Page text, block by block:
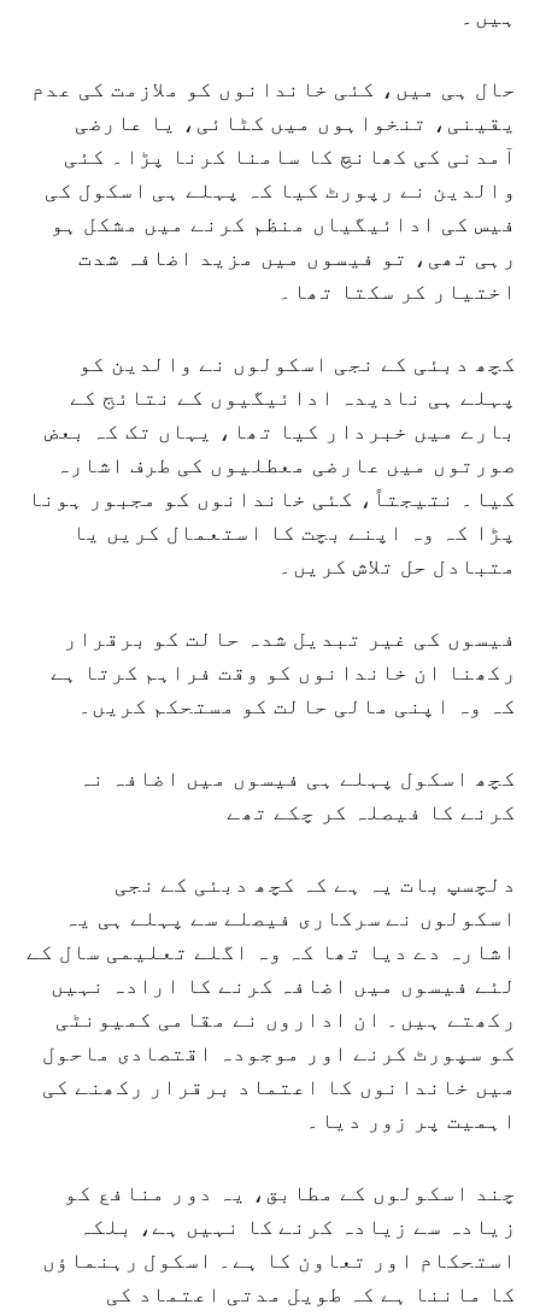
ہیں۔
حال ہی میں، کئی خاندانوں کو ملازمت کی عدم
یقینی، تنخواہوں میں کٹائی، یا عارضی
آمدنی کی کھانچ کا سامنا کرنا پڑا۔ کئی
والدین نے رپورٹ کیا کہ پہلے ہی اسکول کی
فیس کی ادائیگیاں منظم کرنے میں مشکل ہو
رہی تھی، تو فیسوں میں مزید اضافہ شدت
اختیار کر سکتا تھا۔
کچھ دبئی کے نجی اسکولوں نے والدین کو
پہلے ہی نادیدہ ادائیگیوں کے نتائج کے
بارے میں خبردار کیا تھا، یہاں تک کہ بعض
صورتوں میں عارضی معطلیوں کی طرف اشارہ
کیا۔ نتیجتاً، کئی خاندانوں کو مجبور ہونا
پڑا کہ وہ اپنے بچت کا استعمال کریں یا
متبادل حل تلاش کریں۔
فیسوں کی غیر تبدیل شدہ حالت کو برقرار
رکھنا ان خاندانوں کو وقت فراہم کرتا ہے
کہ وہ اپنی مالی حالت کو مستحکم کریں۔
کچھ اسکول پہلے ہی فیسوں میں اضافہ نہ
کرنے کا فیصلہ کر چکے تھے
دلچسپ بات یہ ہے کہ کچھ دبئی کے نجی
اسکولوں نے سرکاری فیصلے سے پہلے ہی یہ
اشارہ دے دیا تھا کہ وہ اگلے تعلیمی سال کے
لئے فیسوں میں اضافہ کرنے کا ارادہ نہیں
رکھتے ہیں۔ ان اداروں نے مقامی کمیونٹی
کو سپورٹ کرنے اور موجودہ اقتصادی ماحول
میں خاندانوں کا اعتماد برقرار رکھنے کی
اہمیت پر زور دیا۔
چند اسکولوں کے مطابق، یہ دور منافع کو
زیادہ سے زیادہ کرنے کا نہیں ہے، بلکہ
استحکام اور تعاون کا ہے۔ اسکول رہنماؤں
کا ماننا ہے کہ طویل مدتی اعتماد کی